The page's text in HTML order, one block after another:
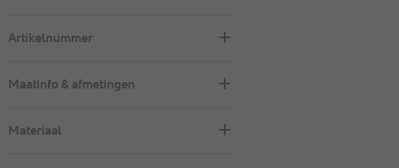
Artikelnummer
Maatinfo & afmetingen
Materiaal